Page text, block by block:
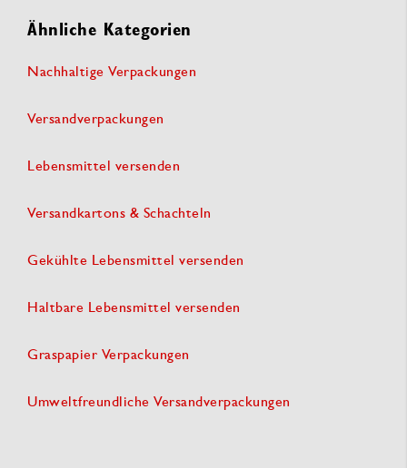
Ähnliche Kategorien
Nachhaltige Verpackungen
Versandverpackungen
Lebensmittel versenden
Versandkartons & Schachteln
Gekühlte Lebensmittel versenden
Haltbare Lebensmittel versenden
Graspapier Verpackungen
Umweltfreundliche Versandverpackungen